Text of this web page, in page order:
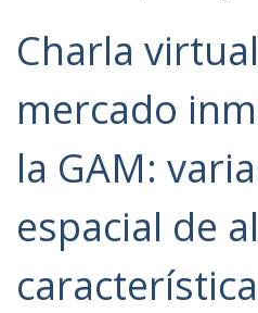
Charla
mercado
la GAM:
espacial de